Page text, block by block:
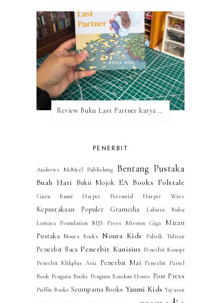
Review Buku Last Partner karya Resia Rose
PENERBIT
Andrews McMeel Publishing Bentang Pustaka
Buah Hati Buku Mojok EA Books Folxtale
Guru Bumi Harper Perennial Harper Wave
Kepustakaan Populer Gramedia
Labirin Buku
Lontara Foundation MJS Press Mission Giga
Mizan
Pustaka Noura Books Noura Kids Pabrik Tulisan
Penerbit Baca Penerbit Kanisius Penerbit Kanopi
Penerbit Klikplus Asia Penerbit Mai Penerbit Pastel
Book Penguin Books Penguin Random House Post Press
Puffin Books Seumpama Books Yaumi Kids Yayasan